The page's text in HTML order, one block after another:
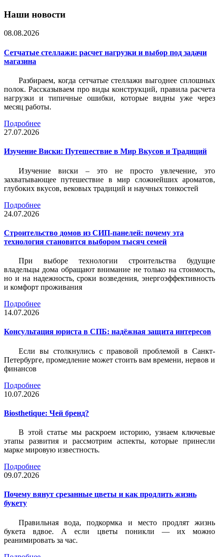
Наши новости
08.08.2026
Сетчатые стеллажи: расчет нагрузки и выбор под задачи
магазина
Разбираем, когда сетчатые стеллажи выгоднее сплошных
полок. Рассказываем про виды конструкций, правила расчета
нагрузки и типичные ошибки, которые видны уже через
месяц работы.
Подробнее
27.07.2026
Изучение Виски: Путешествие в Мир Вкусов и Традиций
Изучение виски – это не просто увлечение, это
захватывающее путешествие в мир сложнейших ароматов,
глубоких вкусов, вековых традиций и научных тонкостей
Подробнее
24.07.2026
Строительство домов из СИП-панелей: почему эта
технология становится выбором тысяч семей
При выборе технологии строительства будущие
владельцы дома обращают внимание не только на стоимость,
но и на надежность, сроки возведения, энергоэффективность
и комфорт проживания
Подробнее
14.07.2026
Консультация юриста в СПБ: надёжная защита интересов
Если вы столкнулись с правовой проблемой в Санкт-
Петербурге, промедление может стоить вам времени, нервов и
финансов
Подробнее
10.07.2026
Biosthetique: Чей бренд?
В этой статье мы раскроем историю, узнаем ключевые
этапы развития и рассмотрим аспекты, которые принесли
марке мировую известность.
Подробнее
09.07.2026
Почему вянут срезанные цветы и как продлить жизнь
букету
Правильная вода, подкормка и место продлят жизнь
букета вдвое. А если цветы поникли — их можно
реанимировать за час.